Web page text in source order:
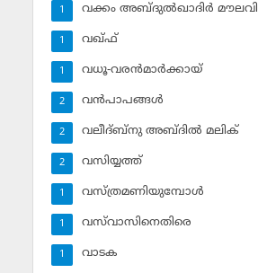
വക്കം അബ്ദുല്‍ഖാദിര്‍ മൗലവി
1
വഖ്ഫ്
1
വധൂ-വരന്‍മാര്‍ക്കായ്
1
വന്‍പാപങ്ങള്‍
2
വലീദ്ബ്‌നു അബ്ദില്‍ മലിക്‌
2
വസിയ്യത്ത്‌
2
വസ്ത്രമണിയുമ്പോള്‍
1
വസ്‌വാസിനെതിരെ
1
വാടക
1